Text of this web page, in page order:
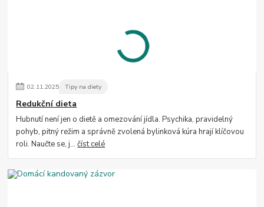
02.11.2025 Tipy na diety
Redukční dieta
Hubnutí není jen o dietě a omezování jídla. Psychika, pravidelný
pohyb, pitný režim a správně zvolená bylinková kúra hrají klíčovou
roli. Naučte se, j...číst celé